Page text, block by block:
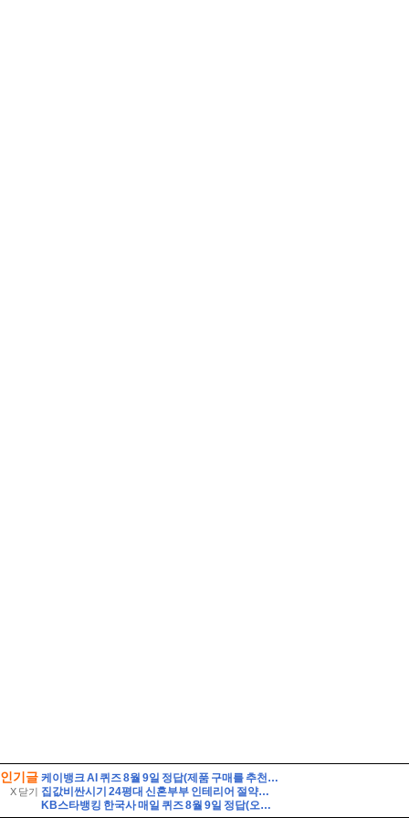
인기글
X 닫기
케이뱅크 AI 퀴즈 8월 9일 정답(제품 구매를 추천하는 대신, 제품의 단점까지 솔직하게 리뷰하여 과소비를 경계하는 인플루언서 유형은?)
집값비싼시기 24평대 신혼부부 인테리어 절약기회
KB스타뱅킹 한국사 매일 퀴즈 8월 9일 정답(오랜 기간 발해의 수도였던 상경성에서 발견된 온돌 시설과 불상, 기와 등을 통해 발해가 고구려를 계승한 것을 알 수 있다)